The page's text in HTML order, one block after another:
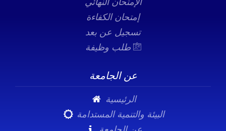
إمتحان الكفاءة
تسجيل عن بعد
عن الجامعة
الرئيسية
البيئة والتنمية المستدامة